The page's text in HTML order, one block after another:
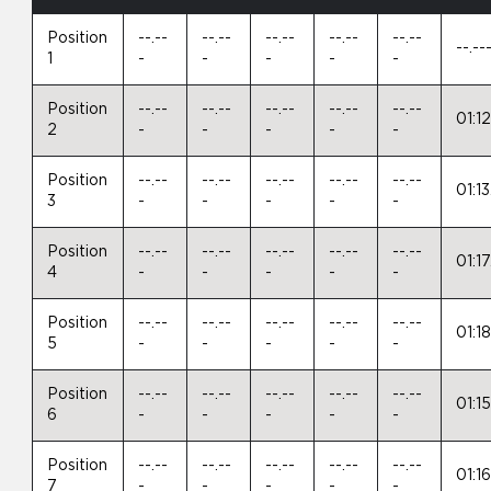
Position
--.--
-
--.--
-
--.--
-
--.--
-
--.--
-
--
Position
2
--.--
-
--.--
-
--.--
-
--.--
-
--.--
-
Position
3
--.--
-
--.--
-
--.--
-
--.--
-
--.--
-
Position
4
--.--
-
--.--
-
--.--
-
--.--
-
--.--
-
Position
5
--.--
-
--.--
-
--.--
-
--.--
-
--.--
-
Position
6
--.--
-
--.--
-
--.--
-
--.--
-
--.--
-
Position
7
--.--
-
--.--
-
--.--
-
--.--
-
--.--
-